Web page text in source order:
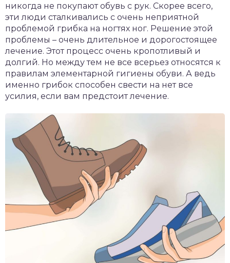
никогда не покупают обувь с рук. Скорее всего,
эти люди сталкивались с очень неприятной
проблемой грибка на ногтях ног. Решение этой
проблемы – очень длительное и дорогостоящее
лечение. Этот процесс очень кропотливый и
долгий. Но между тем не все всерьез относятся к
правилам элементарной гигиены обуви. А ведь
именно грибок способен свести на нет все
усилия, если вам предстоит лечение.